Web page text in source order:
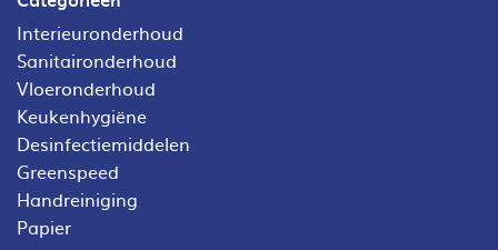
Interieuronderhoud
Sanitaironderhoud
Vloeronderhoud
Keukenhygiëne
Desinfectiemiddelen
Greenspeed
Handreiniging
Papier